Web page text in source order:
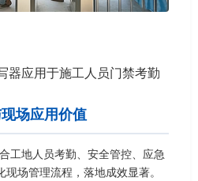
器应用于施工人员门禁考勤
场应用价值
工地人员考勤、安全管控、应急
场管理流程，落地成效显著。